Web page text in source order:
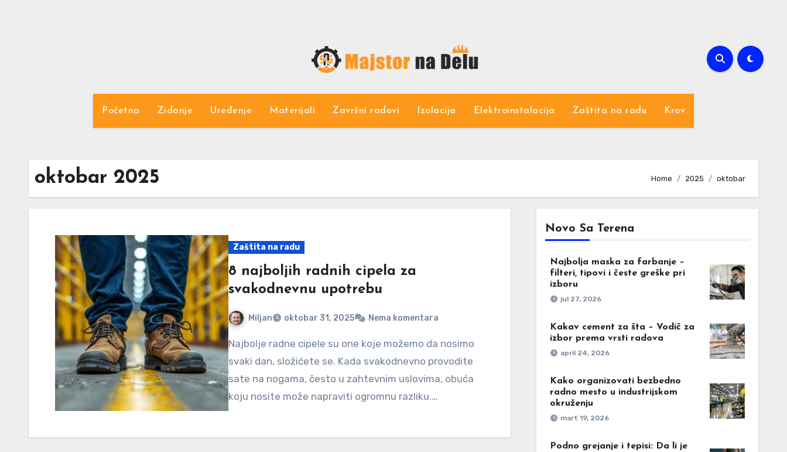
Početna Zidanje Uređenje Materijali Završni radovi Izolacija Elektroinstalacija Zaštita na radu Krov
oktobar 2025 Home 2025 oktobar
Zaštita na radu
8 najboljih radnih cipela za
svakodnevnu upotrebu
Miljan oktobar 31, 2025 Nema komentara
Najbolje radne cipele su one koje možemo da nosimo
svaki dan, složićete se. Kada svakodnevno provodite
sate na nogama, često u zahtevnim uslovima, obuća
koju nosite može napraviti ogromnu razliku.…
Novo Sa Terena
Najbolja maska za farbanje –
filteri, tipovi i česte greške pri
izboru
jul 27, 2026
Kakav cement za šta – Vodič za
izbor prema vrsti radova
april 24, 2026
Kako organizovati bezbedno
radno mesto u industrijskom
okruženju
mart 19, 2026
Podno grejanje i tepisi: Da li je